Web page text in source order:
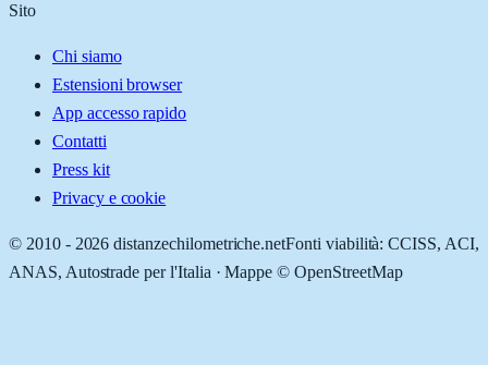
Sito
Chi siamo
Estensioni browser
App accesso rapido
Contatti
Press kit
Privacy e cookie
© 2010 - 2026 distanzechilometriche.netFonti viabilità: CCISS, ACI,
ANAS, Autostrade per l'Italia · Mappe © OpenStreetMap